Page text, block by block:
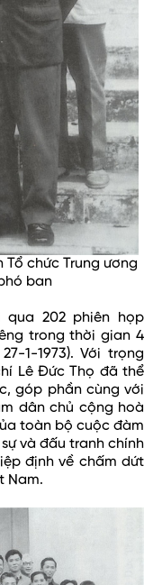
Tổ chức Trung ương
ban
qua 202 phiên họp
trong thời gian 4
1-1973). Với trọng
Lê Đức Thọ đã thể
góp phần cùng với
dân chủ cộng hoà
toàn bộ cuộc đàm
và đấu tranh chính
định về chấm dứt
Nam.